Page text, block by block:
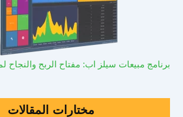
برنامج مبيعات سيلز اب: مفتاح الربح
مختارات المقالات